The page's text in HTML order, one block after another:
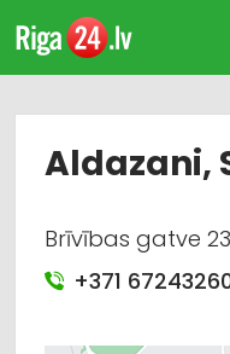
Aldazani,
Brīvības gatve
+371